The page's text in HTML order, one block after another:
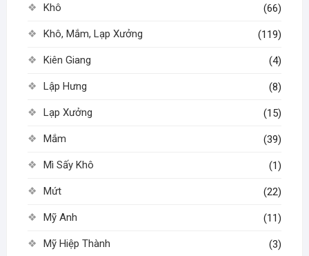
Khô (66)
Khô, Mắm, Lạp Xưởng (119)
Kiên Giang (4)
Lập Hưng (8)
Lạp Xưởng (15)
Mắm (39)
Mì Sấy Khô (1)
Mứt (22)
Mỹ Anh (11)
Mỹ Hiệp Thành (3)